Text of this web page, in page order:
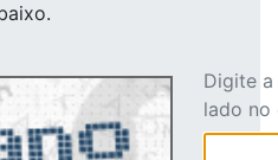
Digite
lado no